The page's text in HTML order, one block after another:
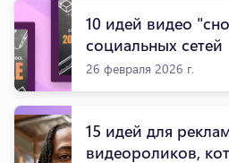
10 идей видео
социальных сетей
26 февраля 2026 г.
15 идей для
видеороликов,